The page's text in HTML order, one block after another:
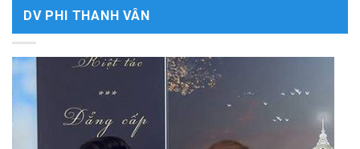
DV PHI THANH VÂN